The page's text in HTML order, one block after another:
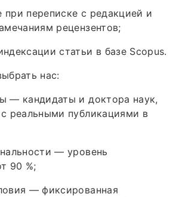
переписке с редакцией и
рецензентов;
статьи в базе Scopus.
нас:
— кандидаты и доктора наук,
реальными публикациями в
— уровень
90 %;
— фиксированная